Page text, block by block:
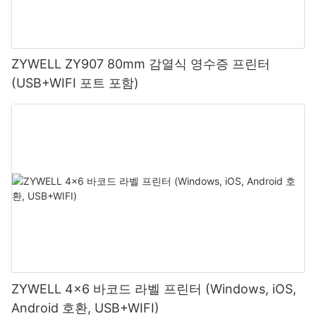
ZYWELL ZY907 80mm 감열식 영수증 프린터
(USB+WIFI 포트 포함)
ZYWELL 4x6 바코드 라벨 프린터 (Windows, iOS,
Android 호환, USB+WIFI)